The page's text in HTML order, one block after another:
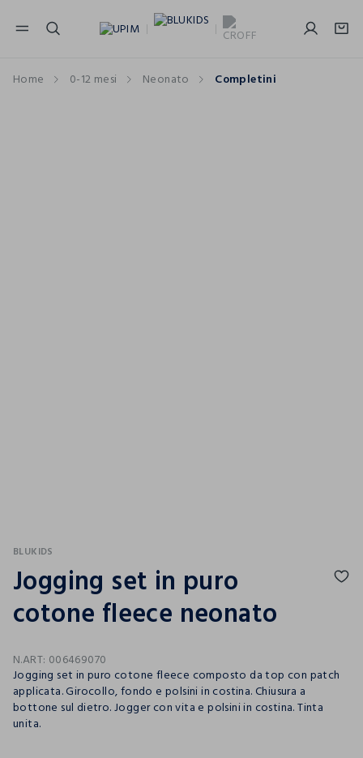
NAVIGATION.ARIA.GOTOMAINCONTENT
Home 0-12 mesi Neonato Completini
BLUKIDS
Jogging set in puro
cotone fleece neonato
N.ART: 006469070
Jogging set in puro cotone fleece composto da top con patch
applicata. Girocollo, fondo e polsini in costina. Chiusura a
bottone sul dietro. Jogger con vita e polsini in costina. Tinta
unita.